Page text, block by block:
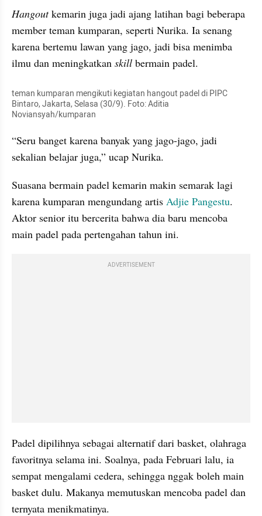
Hangout kemarin juga jadi ajang latihan bagi beberapa
member teman kumparan, seperti Nurika. Ia senang
karena bertemu lawan yang jago, jadi bisa menimba
ilmu dan meningkatkan skill bermain padel.
teman kumparan mengikuti kegiatan hangout padel di PIPC
Bintaro, Jakarta, Selasa (30/9). Foto: Aditia
Noviansyah/kumparan
“Seru banget karena banyak yang jago-jago, jadi
sekalian belajar juga,” ucap Nurika.
Suasana bermain padel kemarin makin semarak lagi
karena kumparan mengundang artis Adjie Pangestu.
Aktor senior itu bercerita bahwa dia baru mencoba
main padel pada pertengahan tahun ini.
ADVERTISEMENT
Padel dipilihnya sebagai alternatif dari basket, olahraga
favoritnya selama ini. Soalnya, pada Februari lalu, ia
sempat mengalami cedera, sehingga nggak boleh main
basket dulu. Makanya memutuskan mencoba padel dan
ternyata menikmatinya.